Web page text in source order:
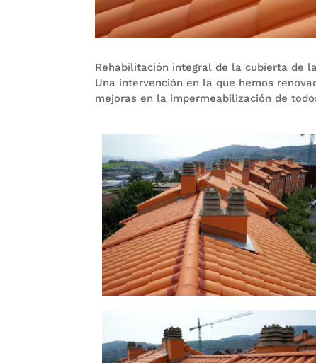
Rehabilitación integral de la cubierta de
Una intervención en la que hemos
mejoras en la impermeabilización de